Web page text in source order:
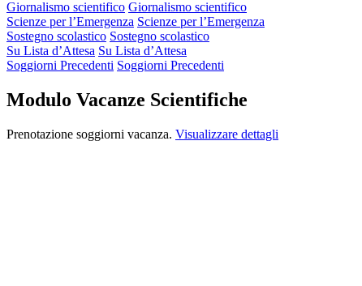
Giornalismo scientifico Giornalismo scientifico
Scienze per l’Emergenza Scienze per l’Emergenza
Sostegno scolastico Sostegno scolastico
Su Lista d’Attesa Su Lista d’Attesa
Soggiorni Precedenti Soggiorni Precedenti
Modulo Vacanze Scientifiche
Prenotazione soggiorni vacanza. Visualizzare dettagli